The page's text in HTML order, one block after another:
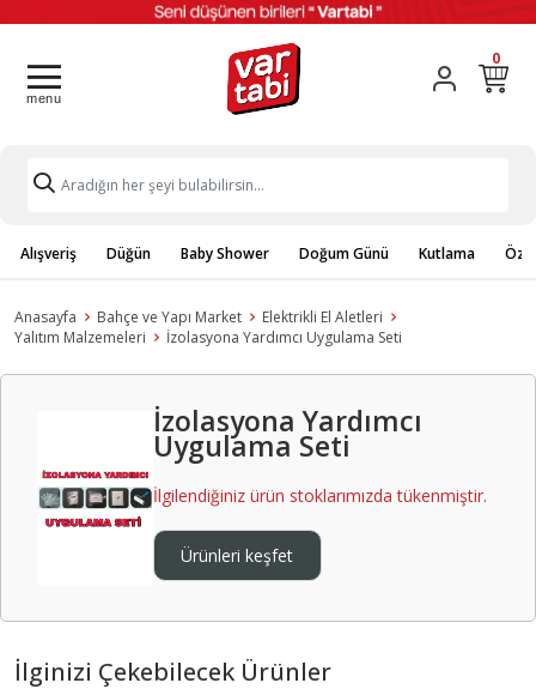
0
Alışveriş Düğün Baby Shower Doğum Günü Kutlama
Anasayfa Bahçe ve Yapı Market
Elektrikli El Aletleri
Yalıtım Malzemeleri
İzolasyona Yardımcı Uygulama Seti
İzolasyona Yardımcı
Uygulama Seti
İlgilendiğiniz ürün stoklarımızda tükenmiştir.
Ürünleri keşfet
İlginizi Çekebilecek Ürünler